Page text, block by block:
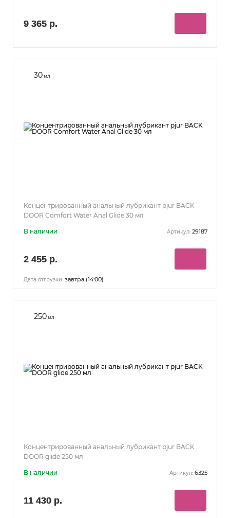
9 365 р.
30мл
Концентрированный анальный лубрикант pjur BACK
DOOR Comfort Water Anal Glide 30 мл
В наличии Артикул: 29187
2 455 р.
Дата отгрузки: завтра (14:00)
250мл
Концентрированный анальный лубрикант pjur BACK
DOOR glide 250 мл
В наличии Артикул: 6325
11 430 р.